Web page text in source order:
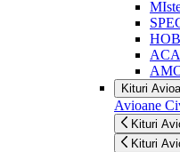
Kituri
Avioane
Kituri
Kituri